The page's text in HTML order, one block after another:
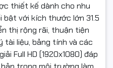
thiết kế dành cho nhu
bật với kích thước lớn 31.5
thị rộng rãi, thuận tiện
tài liệu, bảng tính và các
Full HD (1920x1080) đáp